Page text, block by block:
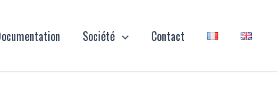
Société Contact